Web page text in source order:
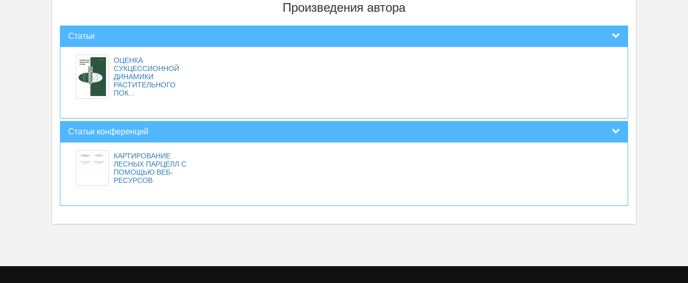
Произведения автора
Статьи
ОЦЕНКА
СУКЦЕССИОННОЙ
ДИНАМИКИ
РАСТИТЕЛЬНОГО
ПОК...
Статьи конференций
КАРТИРОВАНИЕ
ЛЕСНЫХ ПАРЦЕЛЛ С
ПОМОЩЬЮ ВЕБ-
РЕСУРСОВ